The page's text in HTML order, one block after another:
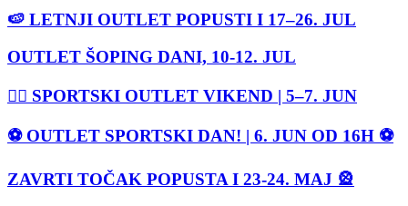
🍉 LETNJI OUTLET POPUSTI I 17–26. JUL
OUTLET ŠOPING DANI, 10-12. JUL
🏃‍♀️ SPORTSKI OUTLET VIKEND | 5–7. JUN
⚽ OUTLET SPORTSKI DAN! | 6. JUN OD 16H ⚽
ZAVRTI TOČAK POPUSTA I 23-24. MAJ 🎡